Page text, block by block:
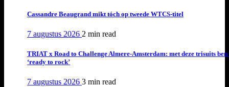
Cassandre Beaugrand mikt tóch op tweede WTCS-titel
7 augustus 2026 2 min read
TRIAT x Road to Challenge Almere-Amsterdam: met deze trisuits ben
‘ready to rock’
7 augustus 2026 3 min read